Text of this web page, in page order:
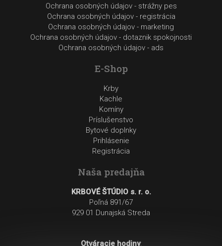
Ochrana osobných údajov - strážny pes
Ochrana osobných údajov - registrácia
Ochrana osobných údajov - marketing
Ochrana osobných údajov - dotaznik spokojnosti
Ochrana osobných údajov - ads
E-Shop
Krby
Kachle
Komíny
Príslušenstvo
Bytové doplnky
Prihlásenie
Registrácia
Naša predajňa
KRBOVÉ ŠTÚDIO s. r. o.
Poľná 891/67
929 01 Dunajská Streda
Otváracie hodiny: